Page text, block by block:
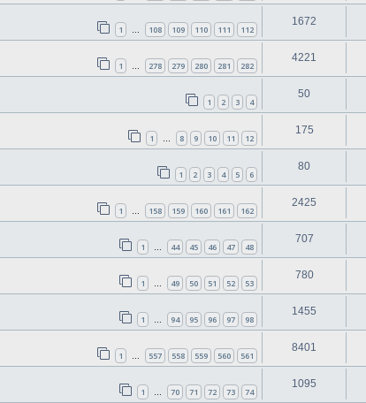
1 … 108 109 110 111 112
1672
1 … 278 279 280 281 282
4221
1 2 3 4
50
1 … 8 9 10 11 12
175
1 2 3 4 5 6
80
1 … 158 159 160 161 162
2425
1 … 44 45 46 47 48
707
1 … 49 50 51 52 53
780
1 … 94 95 96 97 98
1455
1 … 557 558 559 560 561
8401
1 … 70 71 72 73 74
1095